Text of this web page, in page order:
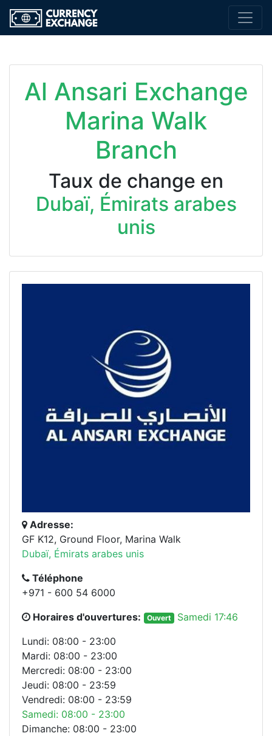
Al Ansari Exchange
Marina Walk
Branch
Taux de change en
Dubaï, Émirats arabes
unis
Adresse:
GF K12, Ground Floor, Marina Walk
Dubaï, Émirats arabes unis
Téléphone
+971 - 600 54 6000
Horaires d'ouvertures:
Ouvert
Samedi 17:46
Lundi: 08:00 - 23:00
Mardi: 08:00 - 23:00
Mercredi: 08:00 - 23:00
Jeudi: 08:00 - 23:59
Vendredi: 08:00 - 23:59
Samedi: 08:00 - 23:00
Dimanche: 08:00 - 23:00